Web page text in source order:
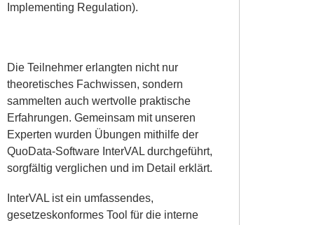
Implementing Regulation).
Die Teilnehmer erlangten nicht nur
theoretisches Fachwissen, sondern
sammelten auch wertvolle praktische
Erfahrungen. Gemeinsam mit unseren
Experten wurden Übungen mithilfe der
QuoData-Software InterVAL durchgeführt,
sorgfältig verglichen und im Detail erklärt.
InterVAL ist ein umfassendes,
gesetzeskonformes Tool für die interne